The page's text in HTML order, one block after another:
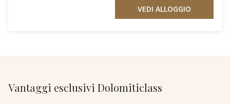
VEDI ALLOGGIO
Vantaggi esclusivi Dolomiticlass